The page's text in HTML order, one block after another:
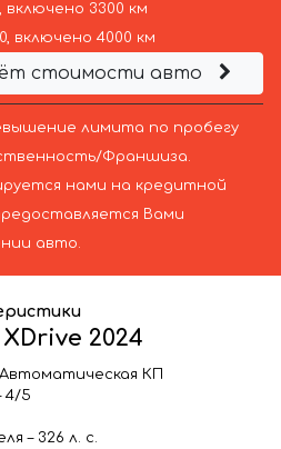
включено 3300 км
включено 4000 км
стоимости авто
лимита по пробегу
Франшиза.
нами на кредитной
Вами
авто.
2024
КП
4/5
– 326 л. с.